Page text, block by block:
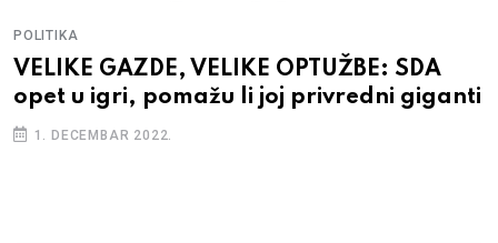
POLITIKA
VELIKE GAZDE, VELIKE OPTUŽBE: SDA
opet u igri, pomažu li joj privredni giganti
1. DECEMBAR 2022.